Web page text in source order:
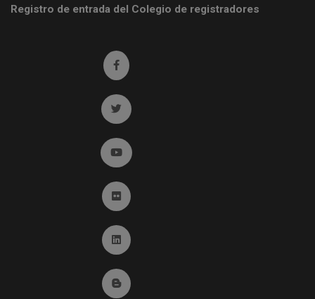
Registro de entrada del Colegio de registradores
Ir a facebook (abre en ventana nueva)
Ir a twitter (abre en ventana nueva)
Ir a YouTube (abre en ventana nueva)
Ir a Flickr (abre en ventana nueva)
Ir a Linkedin (abre en ventana nueva)
Ir al Blog (abre en ventana nueva)